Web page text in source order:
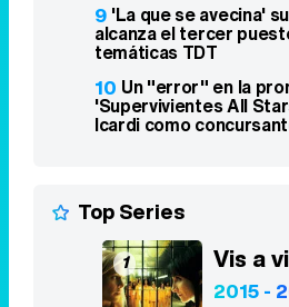
9 'La que se avecina'
alcanza el tercer
temáticas TDT
10 Un "error" en la
'Supervivientes All
Icardi como
Top Series
1 Vis a
2015 -